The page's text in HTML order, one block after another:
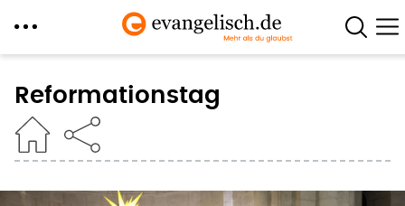
zum
Inhalt
Reformationstag